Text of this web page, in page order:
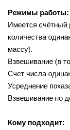
Режимы работы:
Имеется счётный
количества
массу).
Взвешивание (в
Счет числа
Усреднение
Взвешивание по
Кому подходит: